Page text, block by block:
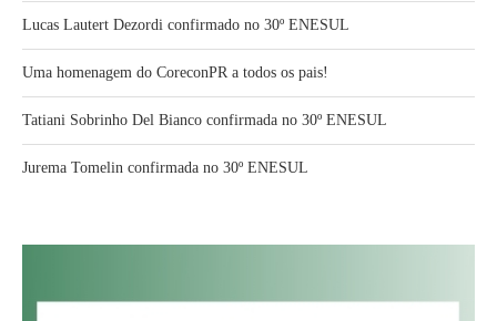
Lucas Lautert Dezordi confirmado no 30º ENESUL
Uma homenagem do CoreconPR a todos os pais!
Tatiani Sobrinho Del Bianco confirmada no 30º ENESUL
Jurema Tomelin confirmada no 30º ENESUL